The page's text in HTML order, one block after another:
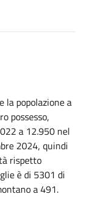
la popolazione a
possesso,
a 12.950 nel
2024, quindi
rispetto
è di 5301 di
a 491.